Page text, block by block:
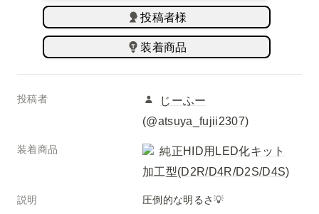
投稿者様
装着商品
投稿者
じーふー
(@atsuya_fujii2307)
装着商品
純正HID用LED化キット
加工型(D2R/D4R/D2S/D4S)
説明 圧倒的な明るさ💡